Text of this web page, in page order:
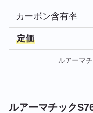
カーボン含有率
定価
ルアーマ
ルアーマチック